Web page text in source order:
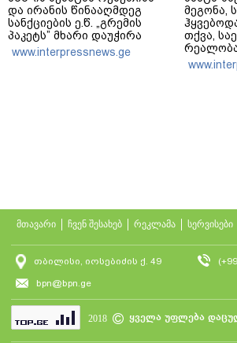
და ირანის წინააღმდეგ
სანქციების ე.წ. „გრემის
პაკეტს” მხარი დაუჭირა
www.interpressnews.ge
მეგონა,
თქვა,
მთავარი ჩვენ შესახებ რეკლამა სერვისები
თბილისი, იოსებიძის ქ. 49
bpn@bpn.ge
2018 ყველა უფლება